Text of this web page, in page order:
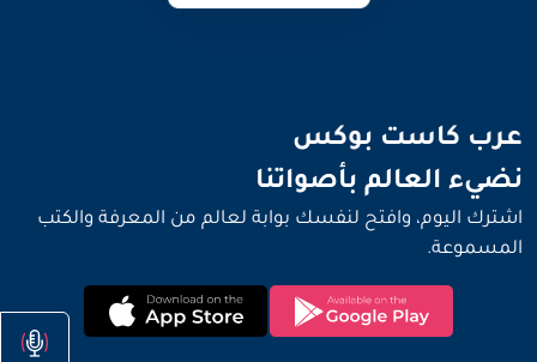
عرب كاست بوكس
نضيء العالم بأصواتنا
اشترك اليوم، وافتح لنفسك بوابة لعالم من المعرفة والكتب
المسموعة.